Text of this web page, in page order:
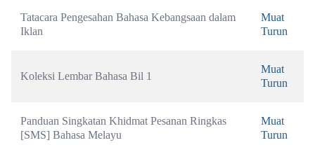
Tatacara Pengesahan Bahasa Kebangsaan dalam
Iklan
Muat
Turun
Koleksi Lembar Bahasa Bil 1
Muat
Turun
Panduan Singkatan Khidmat Pesanan Ringkas
[SMS] Bahasa Melayu
Muat
Turun